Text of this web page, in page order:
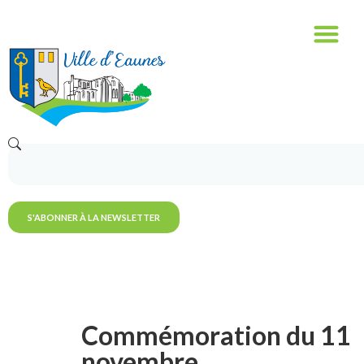
S'ABONNER À LA NEWSLETTER
Commémoration du 11